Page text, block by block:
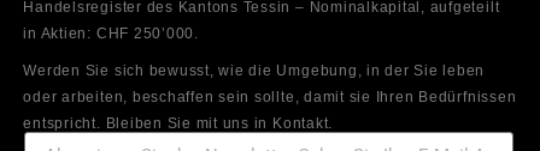
Handelsregister des Kantons Tessin – Nominalkapital, aufgeteilt
in Aktien: CHF 250’000.
Werden Sie sich bewusst, wie die Umgebung, in der Sie leben
oder arbeiten, beschaffen sein sollte, damit sie Ihren Bedürfnissen
entspricht. Bleiben Sie mit uns in Kontakt.